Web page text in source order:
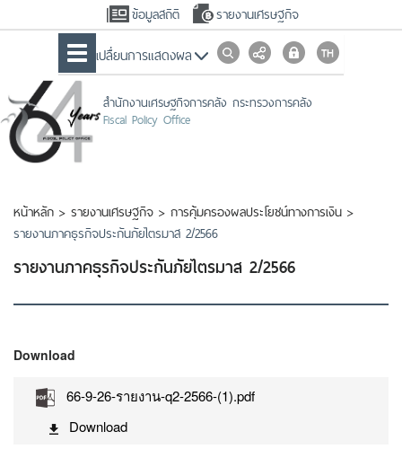
ข้อมูลสถิติ รายงานเศรษฐกิจ
เปลื่ยนการแสดงผล
สำนักงานเศรษฐกิจการคลัง กระทรวงการคลัง
Fiscal Policy Office
หน้าหลัก > รายงานเศรษฐกิจ > การคุ้มครองผลประโยชน์ทางการเงิน >
รายงานภาคธุรกิจประกันภัยไตรมาส 2/2566
รายงานภาคธุรกิจประกันภัยไตรมาส 2/2566
Download
66-9-26-รายงาน-q2-2566-(1).pdf
Download